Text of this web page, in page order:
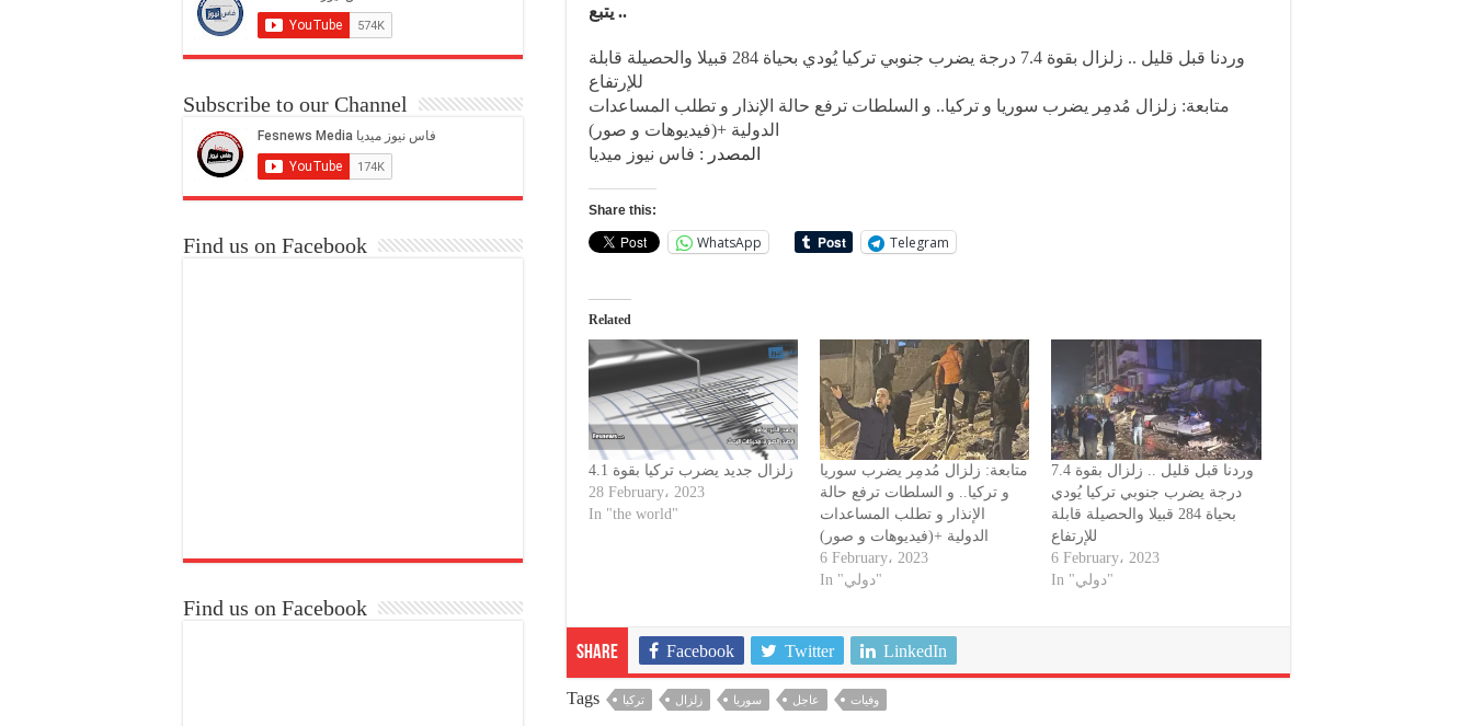
يتبع ..
وردنا قبل قليل .. زلزال بقوة 7.4 درجة يضرب جنوبي تركيا يُودي بحياة 284 قبيلا والحصيلة قابلة
للإرتفاع
متابعة: زلزال مُدمِر يضرب سوريا و تركيا.. و السلطات ترفع حالة الإنذار و تطلب المساعدات
الدولية +(فيديوهات و صور)
المصدر : فاس نيوز ميديا
Share this:
WhatsApp Telegram
Related
زلزال جديد يضرب تركيا بقوة 4.1
28 February، 2023
In "the world"
متابعة: زلزال مُدمِر يضرب سوريا
و تركيا.. و السلطات ترفع حالة
الإنذار و تطلب المساعدات
الدولية +(فيديوهات و صور)
6 February، 2023
In "دولي"
وردنا قبل قليل .. زلزال بقوة 7.4
درجة يضرب جنوبي تركيا يُودي
بحياة 284 قبيلا والحصيلة قابلة
للإرتفاع
6 February، 2023
In "دولي"
Share Facebook Twitter LinkedIn
Tags تركيا زلزال سوريا عاجل وفيات
Subscribe to our Channel
Find us on Facebook
Find us on Facebook